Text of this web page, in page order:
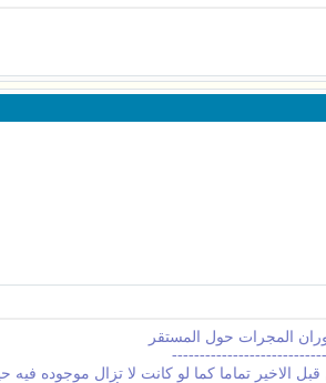
المجرات حول المستقر
الاخير تماما كما لو كانت لا تزال موجوده